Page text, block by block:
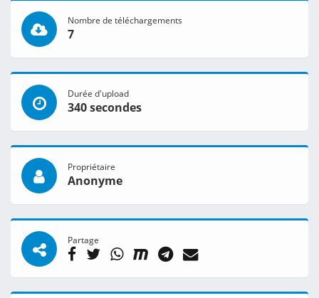
Nombre de téléchargements
7
Durée d'upload
340 secondes
Propriétaire
Anonyme
Partage